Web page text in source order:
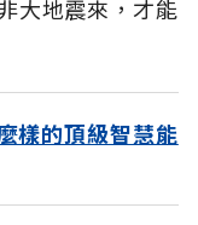
大地震來，才能
樣的頂級智慧能